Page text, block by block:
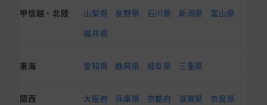
甲信越・北陸 山梨県 長野県 石川県 新潟県
富山県
福井県
東海 愛知県 静岡県 岐阜県 三重県
関西 大阪府 兵庫県 京都府 滋賀県
奈良県